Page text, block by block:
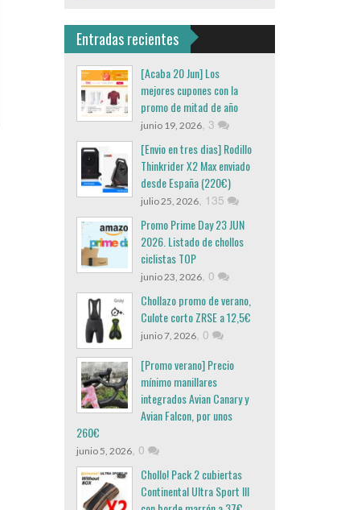
Entradas recientes
[Acaba 20 Jun] Los
mejores cupones con la
promo de mitad de año
junio 19, 2026, 3
[Envio en tres dias] Rodillo
Thinkrider X2 Max enviado
desde España (220€)
julio 25, 2026, 135
Promo Prime Day 23 JUN
2026. Listado de chollos
ciclistas TOP
junio 23, 2026, 0
Chollazo promo de verano,
Culote corto ZRSE a 12,5€
junio 7, 2026, 0
[Promo verano] Precio
mínimo manillares
integrados Avian Canary y
Avian Falcon, por unos
260€
junio 5, 2026, 0
Chollo! Pack 2 cubiertas
Continental Ultra Sport III